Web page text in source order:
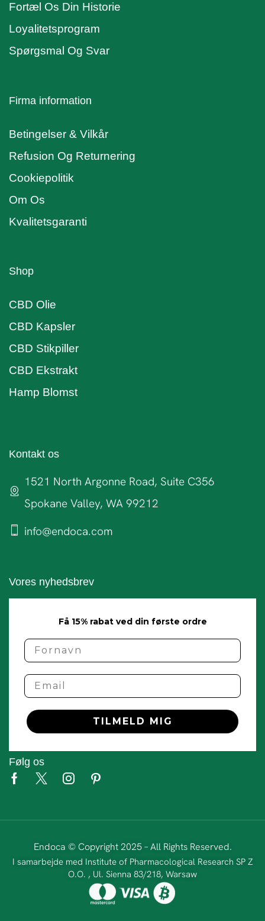
Fortæl Os Din Historie
Loyalitetsprogram
Spørgsmal Og Svar
Firma information
Betingelser & Vilkår
Refusion Og Returnering
Cookiepolitik
Om Os
Kvalitetsgaranti
Shop
CBD Olie
CBD Kapsler
CBD Stikpiller
CBD Ekstrakt
Hamp Blomst
Kontakt os
1521 North Argonne Road, Suite C356
Spokane Valley, WA 99212
info@endoca.com
Vores nyhedsbrev
Få 15% rabat ved din første ordre
name
Email
TILMELD MIG
Følg os
Endoca © Copyright 2025 – All Rights Reserved.
I samarbejde med Institute of Pharmacological Research SP Z
O.O. , Ul. Sienna 83/218, Warsaw